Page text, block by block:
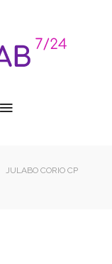
JULABO CORIO CP